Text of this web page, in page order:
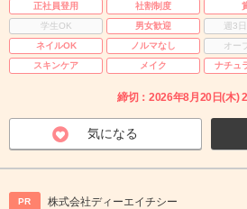
正社員登用 社割制度
学生OK
男女歓迎 週3
ネイルOK
ノルマなし オー
スキンケア
メイク ナチュ
締切：2026年8月20日(木)
気になる
PR 株式会社ディーエイチシー